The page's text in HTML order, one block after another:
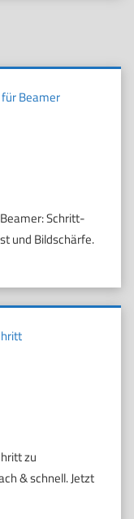
Beamer
Schritt-
und Bildschärfe.
zu
& schnell. Jetzt